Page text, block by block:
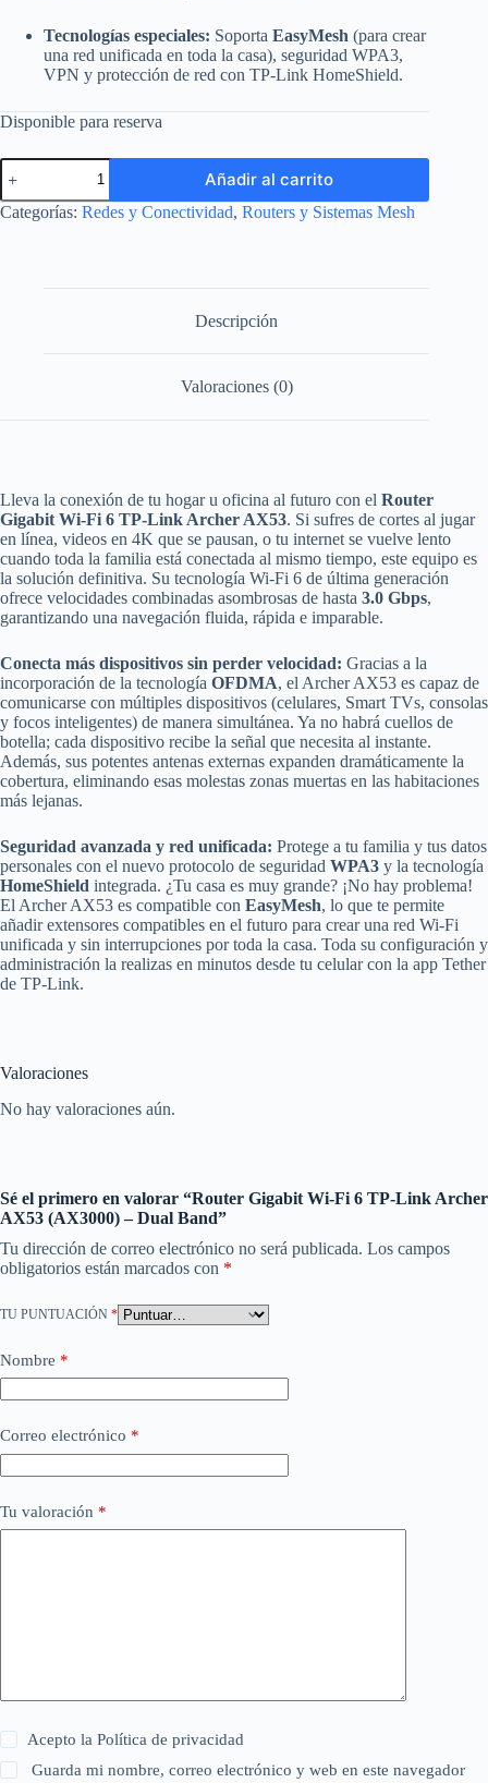
Tecnologías especiales: Soporta EasyMesh (para crear
una red unificada en toda la casa), seguridad WPA3,
VPN y protección de red con TP-Link HomeShield.
Disponible para reserva
Router
Gigabit
Wi-
Fi
Añadir al carrito
Categorías: Redes y Conectividad, Routers y Sistemas Mesh
Descripción
Valoraciones (0)
Lleva la conexión de tu hogar u oficina al futuro con el Router
Gigabit Wi-Fi 6 TP-Link Archer AX53. Si sufres de cortes al jugar
en línea, videos en 4K que se pausan, o tu internet se vuelve lento
cuando toda la familia está conectada al mismo tiempo, este equipo es
la solución definitiva. Su tecnología Wi-Fi 6 de última generación
ofrece velocidades combinadas asombrosas de hasta 3.0 Gbps,
garantizando una navegación fluida, rápida e imparable.
Conecta más dispositivos sin perder velocidad: Gracias a la
incorporación de la tecnología OFDMA, el Archer AX53 es capaz de
comunicarse con múltiples dispositivos (celulares, Smart TVs, consolas
y focos inteligentes) de manera simultánea. Ya no habrá cuellos de
botella; cada dispositivo recibe la señal que necesita al instante.
Además, sus potentes antenas externas expanden dramáticamente la
cobertura, eliminando esas molestas zonas muertas en las habitaciones
más lejanas.
Seguridad avanzada y red unificada: Protege a tu familia y tus datos
personales con el nuevo protocolo de seguridad WPA3 y la tecnología
HomeShield integrada. ¿Tu casa es muy grande? ¡No hay problema!
El Archer AX53 es compatible con EasyMesh, lo que te permite
añadir extensores compatibles en el futuro para crear una red Wi-Fi
unificada y sin interrupciones por toda la casa. Toda su configuración y
administración la realizas en minutos desde tu celular con la app Tether
de TP-Link.
Valoraciones
No hay valoraciones aún.
Sé el primero en valorar “Router Gigabit Wi-Fi 6 TP-Link Archer
AX53 (AX3000) – Dual Band”
Tu dirección de correo electrónico no será publicada. Los campos
obligatorios están marcados con *
TU PUNTUACIÓN *
Nombre *
Correo electrónico *
Tu valoración *
Acepto laPolítica de privacidad
Guarda mi nombre, correo electrónico y web en este navegador